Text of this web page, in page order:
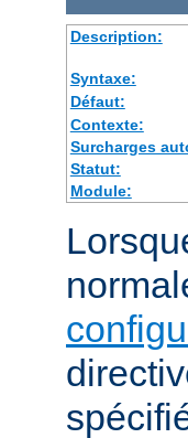
Description:
Syntaxe:
Défaut:
Contexte:
Surcharges
Statut:
Module: